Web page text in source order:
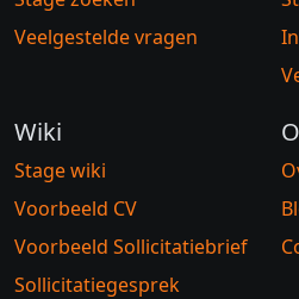
Veelgestelde vragen
Wiki
Stage wiki
Voorbeeld CV
Voorbeeld Sollicitatiebrief
Sollicitatiegesprek